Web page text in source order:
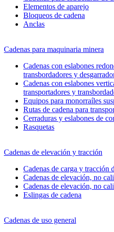
Elementos de aparejo
Bloqueos de cadena
Anclas
Cadenas para maquinaria minera
Cadenas con eslabones
transbordadores y
Cadenas con eslabones
transportadores y
Equipos para monorraíles
Rutas de cadena para
Cerraduras y eslabones de
Rasquetas
Cadenas de elevación y tracción
Cadenas de carga y tracción
Cadenas de elevación, no
Cadenas de elevación, no
Eslingas de cadena
Cadenas de uso general